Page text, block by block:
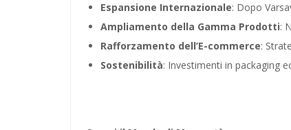
Espansione Internazionale: Dopo
Ampliamento della Gamma Prodotti:
Rafforzamento dell’E-commerce:
Sostenibilità: Investimenti in packaging